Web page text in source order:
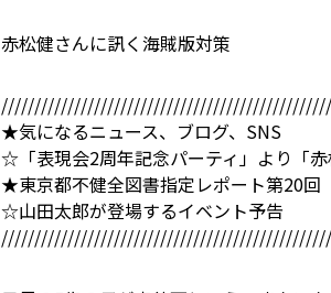
赤松健さんに訊く海賊版対策
★気になるニュース、ブログ、SNS
☆「表現会2周年記念パーティ」より「
★東京都不健全図書指定レポート第20回
☆山田太郎が登場するイベント予告